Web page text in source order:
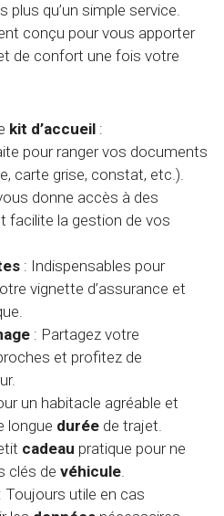
plus qu’un simple service.
conçu pour vous apporter
de confort une fois votre
kit d’accueil :
pour ranger vos documents
carte grise, constat, etc.).
donne accès à des
facilite la gestion de vos
: Indispensables pour
vignette d’assurance et
: Partagez votre
et profitez de
un habitacle agréable et
longue durée de trajet.
cadeau pratique pour ne
clés de véhicule.
: Toujours utile en cas